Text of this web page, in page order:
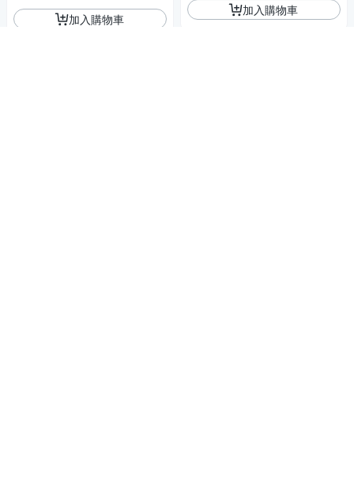
加入購物車
加入購物車